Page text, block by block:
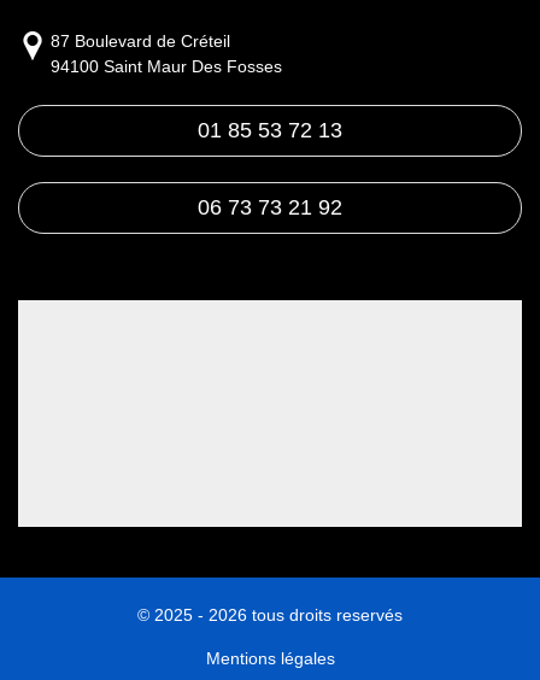
87 Boulevard de Créteil
94100 Saint Maur Des Fosses
01 85 53 72 13
06 73 73 21 92
© 2025 - 2026 tous droits reservés
Mentions légales